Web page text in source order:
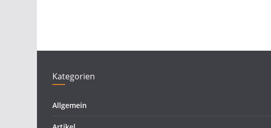
Kategorien
Allgemein